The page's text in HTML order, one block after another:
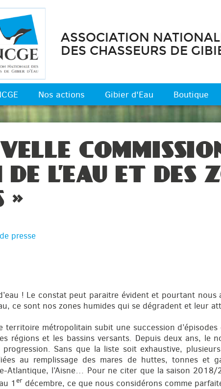
ASSOCIATION
DES CHASSEURS DE
Nos actions Gibier d'Eau Boutique
L’EAU ET DES
»
presse
! Le constat peut paraitre évident et pourtant nous
ce sont nos zones humides qui se dégradent et leur
territoire métropolitain subit une succession
régions et les bassins versants. Depuis deux ans, le
progression. Sans que la liste soit exhaustive,
au remplissage des mares de huttes, tonnes et
Atlantique, l’Aisne… Pour ne citer que la saison
1 er décembre, ce que nous considérons comme